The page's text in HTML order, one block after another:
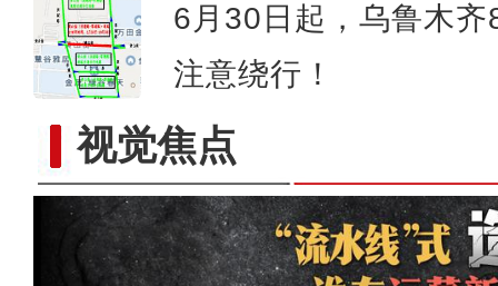
6月30日起，乌鲁木
注意绕行！
视觉焦点
陈瑞峰：外出就业的新疆群众全部基
存在所谓的“强制迁徙